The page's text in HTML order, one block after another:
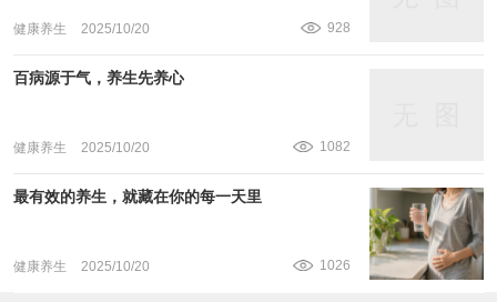
健康养生 2025/10/20 928
百病源于气，养生先养心
健康养生 2025/10/20 1082
最有效的养生，就藏在你的每一天里
健康养生 2025/10/20 1026